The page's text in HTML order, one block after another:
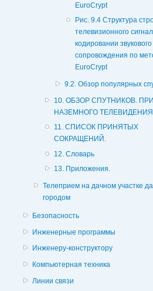
EuroCrypt
Рис. 9.4 Структура
телевизионного
кодировании звукового
сопровождения по
EuroCrypt
9.2. Обзор популярных
10. ОБЗОР СПУТНИКОВ.
НАЗЕМНОГО
11. СПИСОК ПРИНЯТЫХ
СОКРАЩЕНИЙ.
12. Словарь
13. Приложения.
Телеприем на дачном участке
городом
Безопасность
Инженерные программы
Инженеру-конструктору
Компьютерная техника
Линии связи